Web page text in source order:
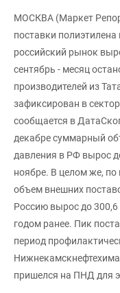
МОСКВА (Маркет
поставки
российский рынок
сентябрь - месяц
производителей из
зафиксирован в
сообщается в
декабре суммарный
давления в РФ вырос
ноябре. В целом же, по
объем внешних
Россию вырос до 300,6
годом ранее. Пик
период
пришелся на ПНД для